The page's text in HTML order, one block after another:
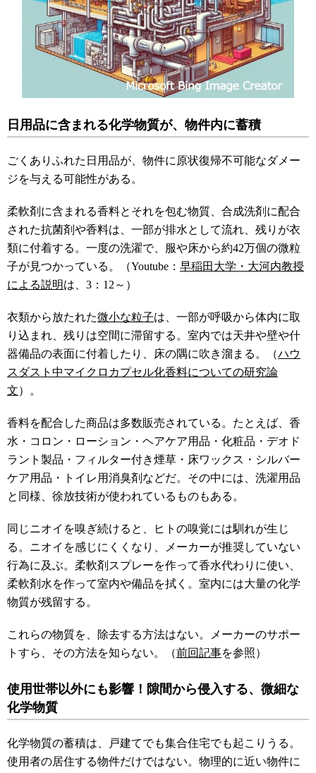
日用品に含まれる化学物質が、物件内に蓄積
ごくありふれた日用品が、物件に原状復帰不可能なダメー
ジを与える可能性がある。
柔軟剤に含まれる香料とそれを包む物質、合成洗剤に配合
された抗菌剤や香料は、一部が排水として流れ、残りが衣
類に付着する。一度の洗濯で、服や床から約42万個の微粒
子が見つかっている。（Youtube： 早稲田大学・大河内教授
による説明は、3：12～）
衣類から放たれた微小な粒子は、一部が呼吸から体内に取
り込まれ、残りは空間に滞留する。室内では天井や壁や什
器備品の表面に付着したり、床の隅に吹き溜まる。（ハウ
スダスト中マイクロカプセル化香料についての研究論
文）。
香料を配合した商品は多数販売されている。たとえば、香
水・コロン・ローション・ヘアケア用品・化粧品・デオド
ラント製品・フィルター付き煙草・床ワックス・シルバー
ケア用品・トイレ用消臭剤などだ。その中には、洗濯用品
と同様、徐放技術が使われているものもある。
同じニオイを嗅ぎ続けると、ヒトの嗅覚には馴れが生じ
る。ニオイを感じにくくなり、メーカーが推奨していない
行為に及ぶ。柔軟剤スプレーを作って香水代わりに使い、
柔軟剤水を作って室内や備品を拭く。室内には大量の化学
物質が残留する。
これらの物質を、除去する方法はない。メーカーのサポー
トすら、その方法を知らない。（前回記事を参照）
使用世帯以外にも影響！隙間から侵入する、微細な
化学物質
化学物質の蓄積は、戸建てでも集合住宅でも起こりうる。
使用者の居住する物件だけではない。物理的に近い物件に